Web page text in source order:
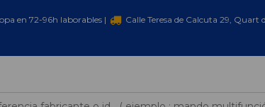
en 72-96h laborables |
Calle Teresa de Calcuta 29, Quart